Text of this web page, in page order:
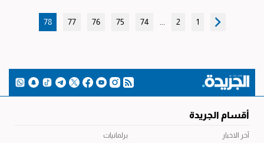
1
2
74
75
76
77
78
أقسام الجريدة
آخر الاخبار
برلمانيات